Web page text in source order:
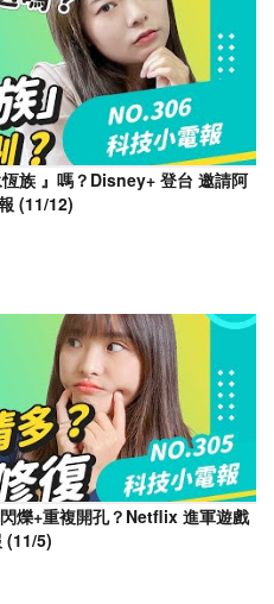
族 』嗎？Disney+ 登台 邀請阿
(11/12)
爍+重複開孔？Netflix 進軍遊戲
(11/5)